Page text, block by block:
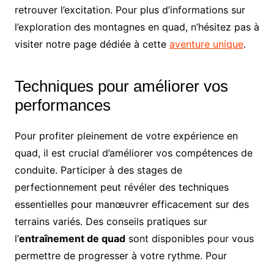
retrouver l’excitation. Pour plus d’informations sur
l’exploration des montagnes en quad, n’hésitez pas à
visiter notre page dédiée à cette aventure unique.
Techniques pour améliorer vos
performances
Pour profiter pleinement de votre expérience en
quad, il est crucial d’améliorer vos compétences de
conduite. Participer à des stages de
perfectionnement peut révéler des techniques
essentielles pour manœuvrer efficacement sur des
terrains variés. Des conseils pratiques sur
l’entraînement de quadsont disponibles pour vous
permettre de progresser à votre rythme. Pour